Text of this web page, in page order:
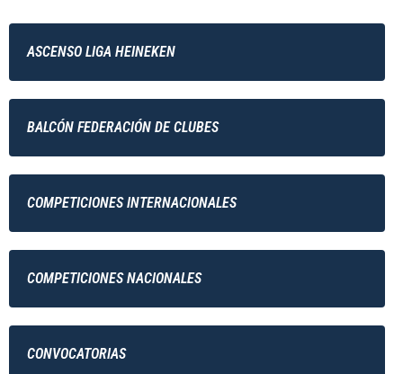
ASCENSO LIGA HEINEKEN
BALCÓN FEDERACIÓN DE CLUBES
COMPETICIONES INTERNACIONALES
COMPETICIONES NACIONALES
CONVOCATORIAS